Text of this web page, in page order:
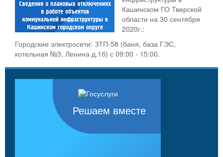
Кашинском ГО Тверской
области на 30 сентября
2020г.:
Городские электросети: ЗТП-58 (баня, база ГЭС,
котельная №3, Ленина д.1б) с 09:00 - 15:00.
Решаем вместе